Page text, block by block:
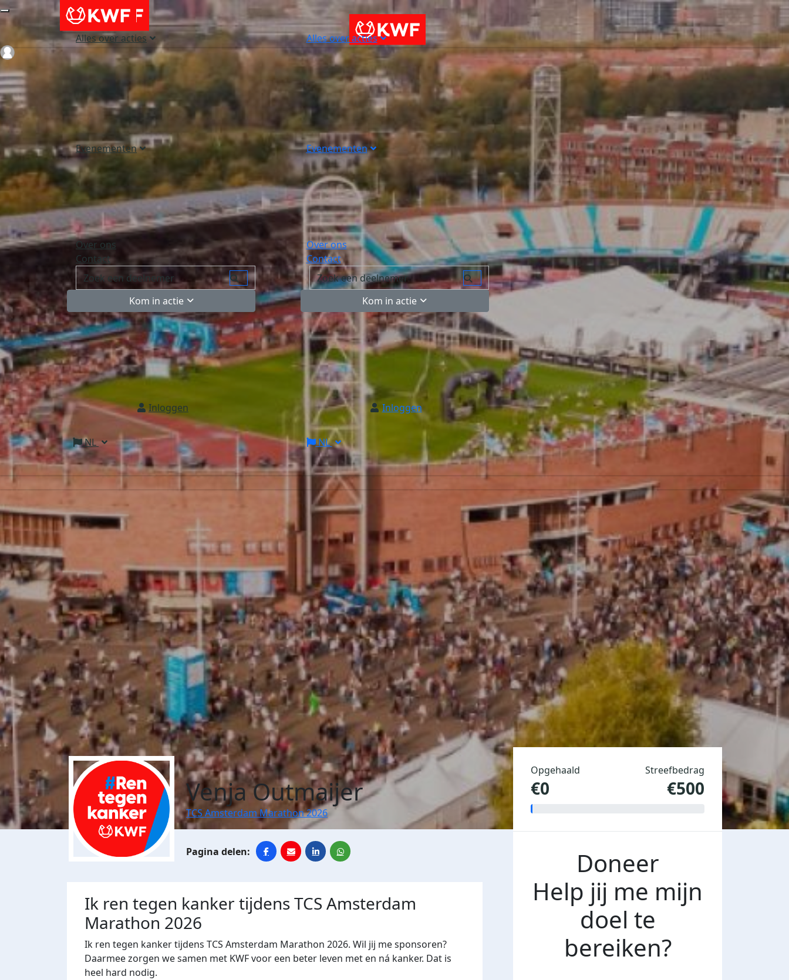
Alles over acties
Evenementen
Over ons
Contact
Kom in actie
Inloggen
NL
Alles over acties
Evenementen
Over ons
Contact
Kom in actie
Inloggen
NL
Login
Venja Outmaijer
TCS Amsterdam Marathon 2026
Ik ren tegen kanker tijdens TCS Amsterdam
Marathon 2026
Ik ren tegen kanker tijdens TCS Amsterdam Marathon 2026. Wil jij me sponsoren?
Daarmee zorgen we samen met KWF voor een beter leven met en ná kanker. Dat is
heel hard nodig.
Opgehaald
€0
Streefbedrag
€500
Doneer
Help jij me mijn
doel te
bereiken?